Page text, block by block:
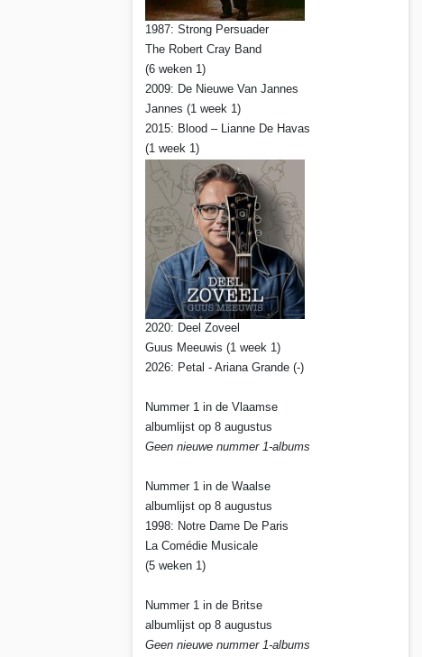
1987: Strong Persuader
The Robert Cray Band
(6 weken 1)
2009: De Nieuwe Van Jannes
Jannes (1 week 1)
2015: Blood – Lianne De Havas
(1 week 1)
2020: Deel Zoveel
Guus Meeuwis (1 week 1)
2026: Petal - Ariana Grande (-)
Nummer 1 in de Vlaamse
albumlijst op 8 augustus
Geen nieuwe nummer 1-albums
Nummer 1 in de Waalse
albumlijst op 8 augustus
1998: Notre Dame De Paris
La Comédie Musicale
(5 weken 1)
Nummer 1 in de Britse
albumlijst op 8 augustus
Geen nieuwe nummer 1-albums